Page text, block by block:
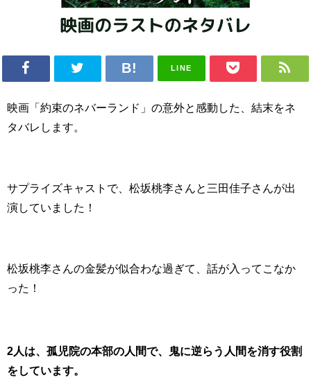
LINE
映画「約束のネバーランド」の意外と感動した、結末をネ
タバレします。
サプライズキャストで、松坂桃李さんと三田佳子さんが出
演していました！
松坂桃李さんの金髪が似合わな過ぎて、話が入ってこなか
った！
2人は、孤児院の本部の人間で、鬼に逆らう人間を消す役割
をしています。